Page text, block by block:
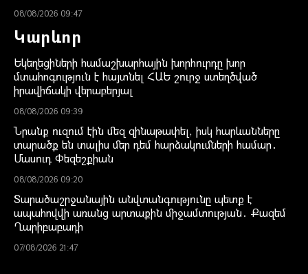
08/08/2026 09:47
Կարևոր
Եկեղեցիների համաշխարհային խորհուրդը խոր
մտահոգություն է հայտնել ՀԱԵ շուրջ ստեղծված
իրավիճակի վերաբերյալ
08/08/2026 09:39
Նրանք ուզում էին մեզ զինաթափել, իսկ հարևանները
տարածք են տալիս մեր դեմ հարձակումների համար․
Մասուդ Փեզեշքիան
08/08/2026 09:20
Տարածաշրջանային անվտանգությունը պետք է
ապահովվի առանց արտաքին միջամտության․ Քազեմ
Ղարիբաբադի
07/08/2026 21:47